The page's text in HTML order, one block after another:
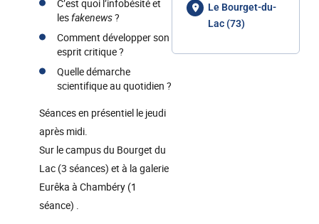
C’est quoi l’infobésité et
lesfakenews?
Comment développer son
esprit critique ?
Quelle démarche
scientifique au quotidien ?
Séances en présentiel le jeudi
après midi.
Sur le campus du Bourget du
Lac (3 séances) et à la galerie
Eurêka à Chambéry (1
séance) .
Le Bourget-du-
Lac (73)